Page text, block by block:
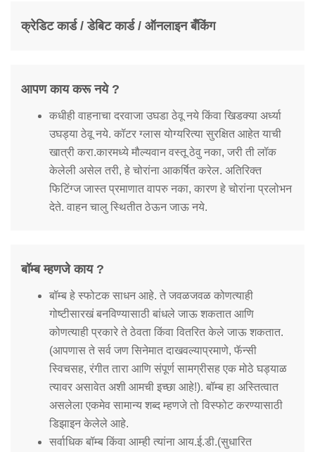
क्रेडिट कार्ड / डेबिट कार्ड / ऑनलाइन बँकिंग
आपण काय करू नये ?
कधीही वाहनाचा दरवाजा उघडा ठेवू नये किंवा खिडक्या अर्ध्या
उघड्या ठेवू नये. कॉटर ग्लास योग्यरित्या सुरक्षित आहेत याची
खात्री करा.कारमध्ये मौल्यवान वस्तू ठेवु नका, जरी ती लॉक
केलेली असेल तरी, हे चोरांना आकर्षित करेल. अतिरिक्त
फिटिंग्ज जास्त प्रमाणात वापरु नका, कारण हे चोरांना प्रलोभन
देते. वाहन चालु स्थितीत ठेऊन जाऊ नये.
बॉम्ब म्हणजे काय ?
बॉम्ब हे स्फोटक साधन आहे. ते जवळजवळ कोणत्याही
गोष्टीसारखं बनविण्यासाठी बांधले जाऊ शकतात आणि
कोणत्याही प्रकारे ते ठेवता किंवा वितरित केले जाऊ शकतात.
(आपणास ते सर्व जण सिनेमात दाखवल्याप्रमाणे, फॅन्सी
स्विचसह, रंगीत तारा आणि संपूर्ण सामग्रीसह एक मोठे घड्याळ
त्यावर असावेत अशी आमची इच्छा आहे!). बॉम्ब हा अस्तित्वात
असलेला एकमेव सामान्य शब्द म्हणजे तो विस्फोट करण्यासाठी
डिझाइन केलेले आहे.
सर्वाधिक बॉम्ब किंवा आम्ही त्यांना आय.ई.डी.(सुधारित